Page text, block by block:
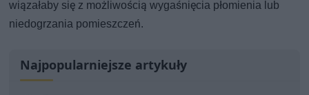
wiązałaby się z możliwością wygaśnięcia płomienia lub
niedogrzania pomieszczeń.
Najpopularniejsze artykuły